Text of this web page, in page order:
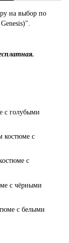
на выбор по
с голубыми
костюме с
с
с чёрными
с белыми